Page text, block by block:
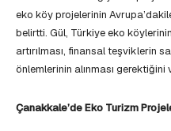
eko köy projelerinin
belirtti. Gül, Türkiye eko köylerinin
artırılması, finansal teşviklerin
önlemlerinin alınması gerektiğini
Çanakkale’de Eko Turizm